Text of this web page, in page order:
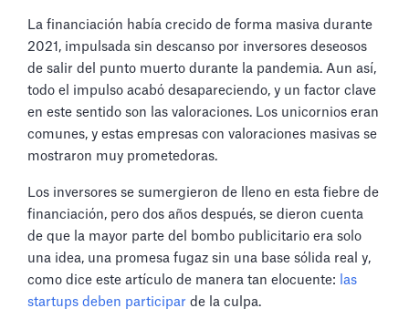
La financiación había crecido de forma masiva durante
2021, impulsada sin descanso por inversores deseosos
de salir del punto muerto durante la pandemia. Aun así,
todo el impulso acabó desapareciendo, y un factor clave
en este sentido son las valoraciones. Los unicornios eran
comunes, y estas empresas con valoraciones masivas se
mostraron muy prometedoras.
Los inversores se sumergieron de lleno en esta fiebre de
financiación, pero dos años después, se dieron cuenta
de que la mayor parte del bombo publicitario era solo
una idea, una promesa fugaz sin una base sólida real y,
como dice este artículo de manera tan elocuente: las
startups deben participar de la culpa.